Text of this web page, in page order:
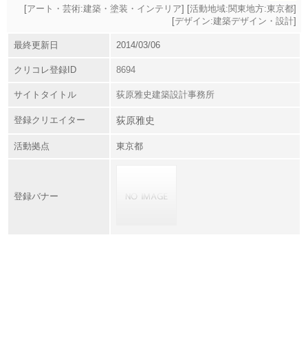
[アート・芸術:建築・塗装・インテリア] [活動地域:関東地方:東京都]
[デザイン:建築デザイン・設計]
最終更新日 2014/03/06
クリコレ登録ID 8694
サイトタイトル 荻原雅史建築設計事務所
登録クリエイター 荻原雅史
活動拠点 東京都
登録バナー